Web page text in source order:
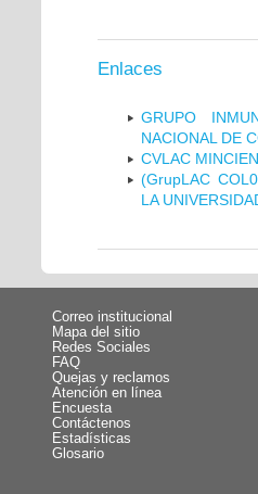
Enlaces
GRUPO
NACIONAL DE
CVLAC
(GrupLAC
LA
Correo institucional
Mapa del sitio
Redes Sociales
FAQ
Quejas y reclamos
Atención en línea
Encuesta
Contáctenos
Estadísticas
Glosario